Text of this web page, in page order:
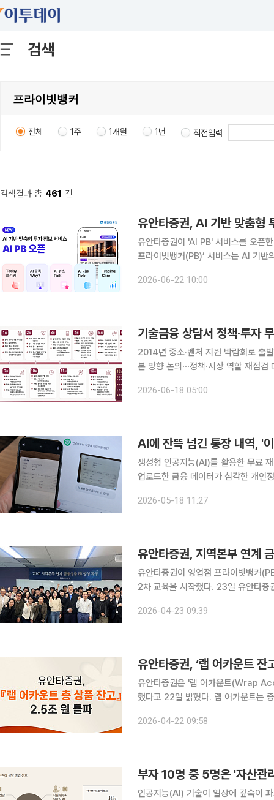
검색
전체 1주 1개월 1년 직접입력
검색결과 총 461 건
유안타증권, AI 기반 맞춤형
유안타증권이 'AI PB' 서비스를 오픈한다. 22일 유안타증권에 따르면 새로 출시하는 ‘인
프라이빗뱅커(PB)’ 서비스는 AI 기반
뉴스 자료를 분석해 고객 맞춤형 정보
2026-06-22 10:00
2014년 중소·벤처 지원 박람회로 출
본 방향 논의⋯정책·시장 역할 재점검 대한민국 금융대전은 금융시장의 변화가 빨라질 때마다 다음
산, 정책금융을 거치며 금융산업의 주
2026-06-18 05:00
AI에 잔뜩 넘긴 통장 내역, '
생성형 인공지능(AI)를 활용한 무료
업로드한 금융 데이터가 심각한 개인
입 정보를 올려 돈 관리를 받아보라"
2026-05-18 11:27
유안타증권, 지역본부 연계
유안타증권이 영업점 프라이빗뱅커
2차 교육을 시작했다. 23일 유안타증권에 따르면 이번 교육은 PB의 금융상품 전문성을 높이고 자
강화를 위해 교육 프로그램 'WM
2026-04-23 09:39
유안타증권, ‘랩 어카운트
유안타증권은 '랩 어카운트(Wrap
했다고 22일 밝혔다. 랩 어카운트는 증권사가 고객의 투자금을 맡아 포트폴리오 구성부터 운용까지
들이 주로 찾는다. 11월 출시한
2026-04-22 09:58
인공지능(AI) 기술이 일상에 깊숙이